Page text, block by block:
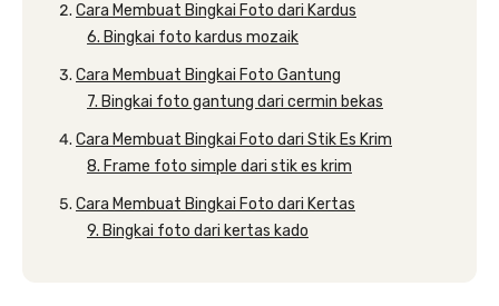
Cara Membuat Bingkai Foto dari Kardus
6. Bingkai foto kardus mozaik
Cara Membuat Bingkai Foto Gantung
7. Bingkai foto gantung dari cermin bekas
Cara Membuat Bingkai Foto dari Stik Es Krim
8. Frame foto simple dari stik es krim
Cara Membuat Bingkai Foto dari Kertas
9. Bingkai foto dari kertas kado